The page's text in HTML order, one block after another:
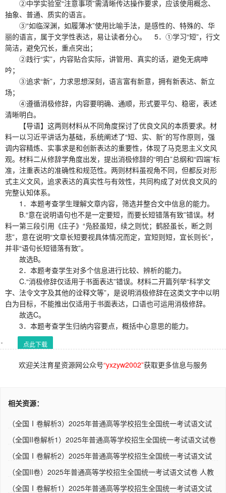
②中学实验室“注意事项”需清晰传达操作要求，应该使用概念、
抽象、普通、质实的语言。
③“如临深渊，如履薄冰”使用比喻手法，是感性的、特殊的、华
丽的语言，属于文学性表达，易让读者分心。 5．①学习“短”，行文
简洁，避免冗长，重点突出；
②践行“实”，内容贴合实际，讲管用、真实的话，避免无病呻
吟；
③追求“新”，力求思想深刻，语言富有新意，拥有新表达、新立
场；
④遵循消极修辞，内容要明确、通顺，形式要平匀、稳密，表述
清晰明白。
【导语】这两则材料从不同角度探讨了优良文风的本质要求。材
料一以习近平讲话为基础，系统阐述了“短、实、新”的写作原则，强
调内容精炼、实事求是和创新表达的重要性，体现了马克思主义文风
观。材料二从修辞学角度出发，提出消极修辞的“明白”总纲和“四端”标
准，注重表达的准确性和规范性。两则材料虽视角不同，但都反对形
式主义文风，追求表达的真实性与有效性，共同构成了对优良文风的
完整认知体系。
1．本题考查学生理解文章内容，筛选并整合文中信息的能力。
B.“意在说明语句也不是一定要短，而要长短错落有致”错误。材
料一第三段引用《庄子》“凫胫虽短，续之则忧；鹤胫虽长，断之则
悲”，意在说明“文章长短要视具体情况而定，宜短则短，宜长则长”，
并非“语句长短错落有致”。
故选B。
2．本题考查学生对多个信息进行比较、辨析的能力。
C.“消极修辞仅适用于书面表达”错误。材料二开篇列举“科学文
字、法令文字及其他的诠释文等”，是说明消极修辞在这类文字中以明
白为目标，不能推出仅适用于书面表达，口语也可运用消极修辞。
故选C。
3．本题考查学生归纳内容要点，概括中心意思的能力。
点此下载
欢迎关注育星资源网公众号“yxzyw2002”获取更多信息与服务
相关资源：
（全国Ⅰ卷解析3）2025年普通高等学校招生全国统一考试语文试
（全国II卷解析1）2025年普通高等学校招生全国统一考试语文试卷
（全国Ⅰ卷解析2）2025年普通高等学校招生全国统一考试语文试
（全国II卷）2025年普通高等学校招生全国统一考试语文试卷 人教
（全国Ⅰ卷解析1）2025年普通高等学校招生全国统一考试语文试